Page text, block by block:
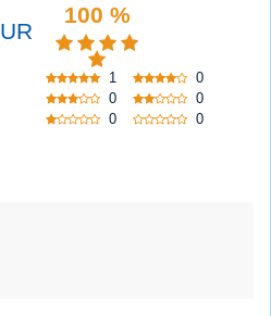
100 %
1
0
0
0
0
0